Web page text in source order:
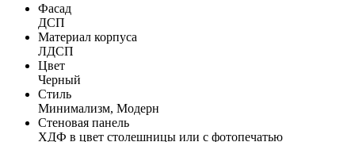
Фасад
ДСП
Материал корпуса
ЛДСП
Цвет
Черный
Стиль
Минимализм, Модерн
Стеновая панель
ХДФ в цвет столешницы или с фотопечатью